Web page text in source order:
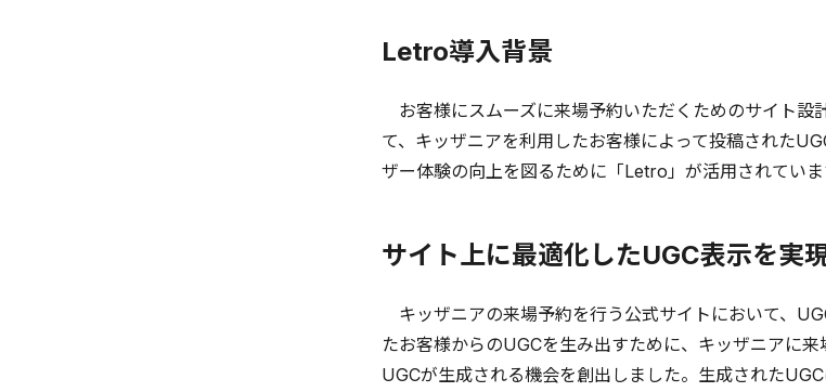
Letro導入背景
お客様にスムーズに来場予約いただくためのサイト設
て、キッザニアを利用したお客様によって投稿された
ザー体験の向上を図るために「Letro」が活用されていま
サイト上に最適化したUGC表示を実
キッザニアの来場予約を行う公式サイトにおいて、
たお客様からのUGCを生み出すために、キッザニアに
UGCが生成される機会を創出しました。生成された